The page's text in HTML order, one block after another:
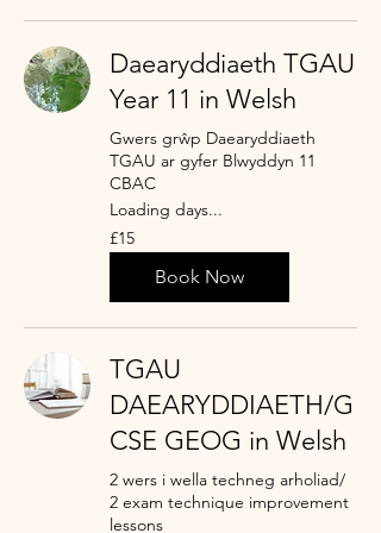
Daearyddiaeth TGAU
Year 11 in Welsh
Gwers grŵp Daearyddiaeth
TGAU ar gyfer Blwyddyn 11
CBAC
Loading days...
15
punt
Prydain
£15
Book Now
TGAU
DAEARYDDIAETH/G
CSE GEOG in Welsh
2 wers i wella techneg arholiad/
2 exam technique improvement
lessons